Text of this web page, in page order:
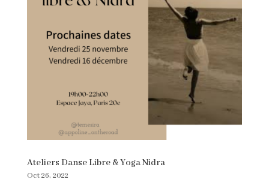
Ateliers Danse Libre & Yoga Nidra
Oct 26, 2022